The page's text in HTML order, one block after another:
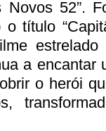
Novos 52”.
título
a encantar
o herói